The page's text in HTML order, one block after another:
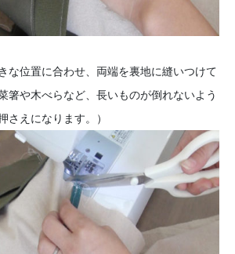
な位置に合わせ、両端を裏地に縫いつけて
箸や木べらなど、長いものが倒れないよう
さえになります。）